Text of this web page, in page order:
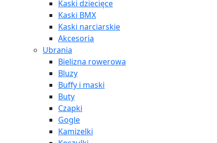
Kaski dziecięce
Kaski BMX
Kaski narciarskie
Akcesoria
Ubrania
Bielizna rowerowa
Bluzy
Buffy i maski
Buty
Czapki
Gogle
Kamizelki